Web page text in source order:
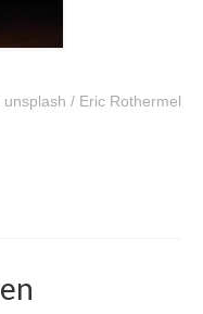
unsplash / Eric Rothermel